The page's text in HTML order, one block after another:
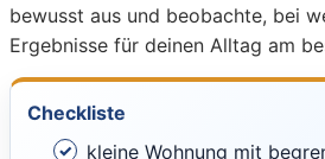
bewusst aus und beobachte, bei
Ergebnisse für deinen Alltag am
Checkliste
kleine Wohnung mit